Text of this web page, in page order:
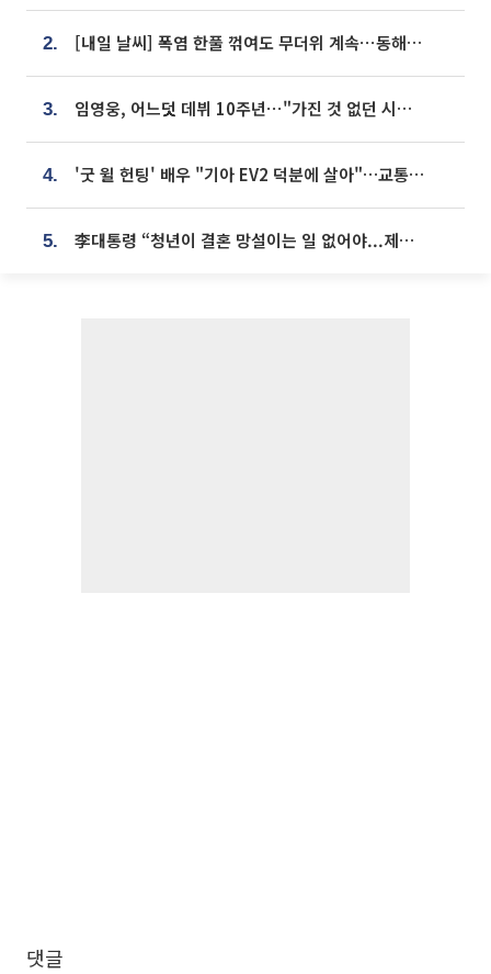
2. [내일 날씨] 폭염 한풀 꺾여도 무더위 계속⋯동해안 이틀 연속 비
3. 임영웅, 어느덧 데뷔 10주년⋯"가진 것 없던 시절, 내 앞엔 20명의 팬뿐"
4. '굿 윌 헌팅' 배우 "기아 EV2 덕분에 살아"…교통사고 후 안전성 극찬
5. 李대통령 “청년이 결혼 망설이는 일 없어야...제도상 불이익 조사”
댓글